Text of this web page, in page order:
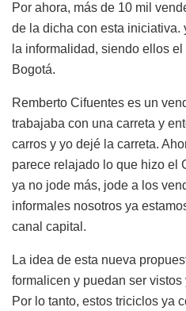
Por ahora, más de 10 mil
de la dicha con esta iniciativa.
la informalidad, siendo ellos
Bogotá.
Remberto Cifuentes es un
trabajaba con una carreta y
carros y yo dejé la carreta.
parece relajado lo que hizo el
ya no jode más, jode a los
informales nosotros ya
canal capital.
La idea de esta nueva
formalicen y puedan ser
Por lo tanto, estos triciclos ya